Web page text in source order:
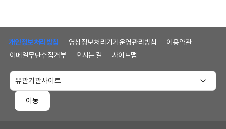
개인정보처리방침 영상정보처리기기운영관리방침
이용약관
이메일무단수집거부
오시는 길 사이트맵
이동